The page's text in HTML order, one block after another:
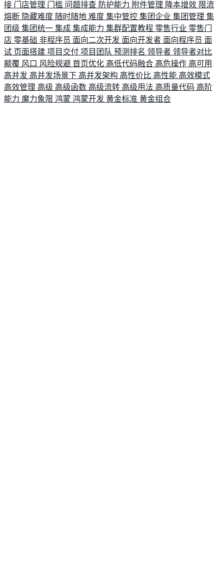
接 门店管理 门槛 问题排查 防护能力 附件管理 降本增效 限流
熔断 隐藏难度 随时随地 难度 集中管控 集团企业 集团管理 集
团级 集团统一 集成 集成能力 集群配置教程 零售行业 零售门
店 零基础 非程序员 面向二次开发 面向开发者 面向程序员 面
试 页面搭建 项目交付 项目团队 预测排名 领导者 领导者对比
颠覆 风口 风险规避 首页优化 高低代码融合 高危操作 高可用
高并发 高并发场景下 高并发架构 高性价比 高性能 高效模式
高效管理 高级 高级函数 高级流转 高级用法 高质量代码 高阶
能力 魔力象限 鸿蒙 鸿蒙开发 黄金标准 黄金组合